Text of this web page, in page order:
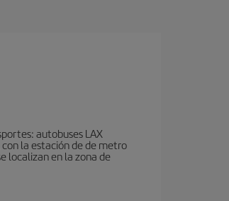
autobuses LAX
la estación de de metro
localizan en la zona de